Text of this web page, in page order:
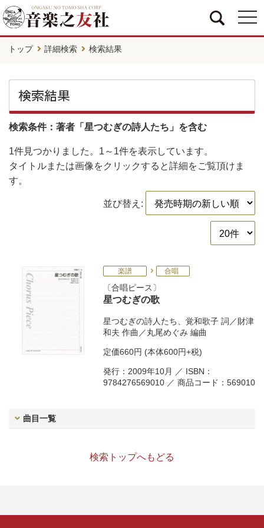
トップ 詳細検索 検索結果
検索結果
検索条件：著者「星つむぎの詩人たち」を含む
1件見つかりました。 1～1件を表示しています。
タイトルまたは画像をクリックすると詳細をご覧頂けま
す。
並び替え:
楽譜 合唱
合唱ピース
星つむぎの歌
星つむぎの詩人たち 覚和歌子 詞／財津
和夫 作曲／丸尾めぐみ 編曲
定価660円 (本体600円+税)
発行：2009年10月 ／ ISBN：
9784276569010 ／ 商品コード：569010
曲目一覧
検索トップへもどる